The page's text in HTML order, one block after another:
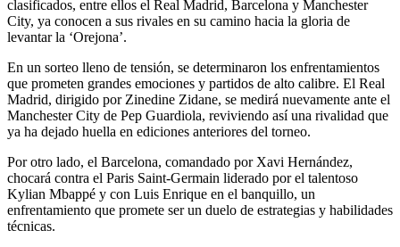
clasificados, entre ellos el Real Madrid, Barcelona y Manchester
City, ya conocen a sus rivales en su camino hacia la gloria de
levantar la ‘Orejona’.
En un sorteo lleno de tensión, se determinaron los enfrentamientos
que prometen grandes emociones y partidos de alto calibre. El Real
Madrid, dirigido por Zinedine Zidane, se medirá nuevamente ante el
Manchester City de Pep Guardiola, reviviendo así una rivalidad que
ya ha dejado huella en ediciones anteriores del torneo.
Por otro lado, el Barcelona, comandado por Xavi Hernández,
chocará contra el Paris Saint-Germain liderado por el talentoso
Kylian Mbappé y con Luis Enrique en el banquillo, un
enfrentamiento que promete ser un duelo de estrategias y habilidades
técnicas.